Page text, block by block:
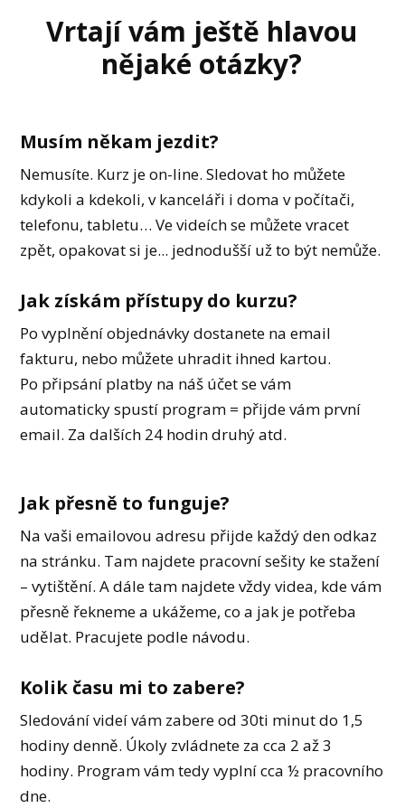
Vrtají vám ještě hlavou
nějaké otázky?
Musím někam jezdit?
Nemusíte. Kurz je on-line. Sledovat ho můžete
kdykoli a kdekoli, v kanceláři i doma v počítači,
telefonu, tabletu… Ve videích se můžete vracet
zpět, opakovat si je... jednodušší už to být nemůže.
Jak získám přístupy do kurzu?
Po vyplnění objednávky dostanete na email
fakturu, nebo můžete uhradit ihned kartou.
Po připsání platby na náš účet se vám
automaticky spustí program = přijde vám první
email. Za dalších 24 hodin druhý atd.
Jak přesně to funguje?
Na vaši emailovou adresu přijde každý den odkaz
na stránku. Tam najdete pracovní sešity ke stažení
– vytištění. A dále tam najdete vždy videa, kde vám
přesně řekneme a ukážeme, co a jak je potřeba
udělat. Pracujete podle návodu.
Kolik času mi to zabere?
Sledování videí vám zabere od 30ti minut do 1,5
hodiny denně. Úkoly zvládnete za cca 2 až 3
hodiny. Program vám tedy vyplní cca ½ pracovního
dne.